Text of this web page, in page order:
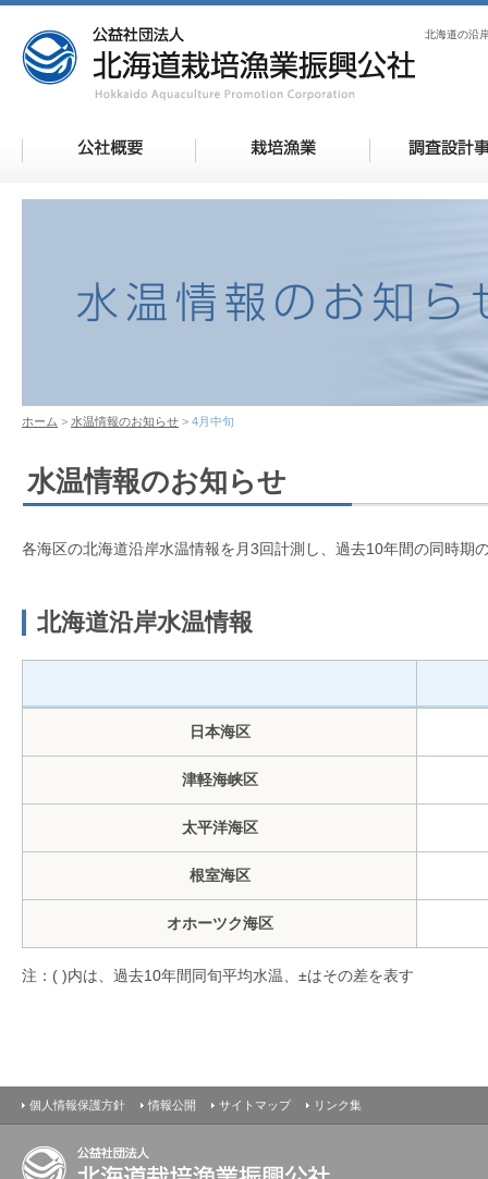
北海道の沿
ホーム 水温情報のお知らせ 4月中旬
水温情報のお知らせ
各海区の北海道沿岸水温情報を月3回計測し、過去10年間の同時期
北海道沿岸水温情報
日本海区
津軽海峡区
太平洋海区
根室海区
オホーツク海区
注：( )内は、過去10年間同旬平均水温、±はその差を表す
個人情報保護方針 情報公開 サイトマップ リンク集